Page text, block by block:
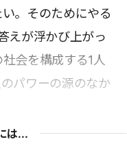
。そのためにやる
えが浮かび上がっ
会を構成する1人
パワーの源のなか
は...